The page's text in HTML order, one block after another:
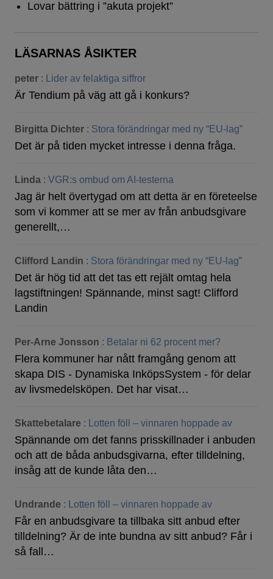
Lovar bättring i ”akuta projekt”
LÄSARNAS ÅSIKTER
peter : Lider av felaktiga siffror
Är Tendium på väg att gå i konkurs?
Birgitta Dichter : Stora förändringar med ny “EU-lag”
Det är på tiden mycket intresse i denna fråga.
Linda : VGR:s ombud om AI-testerna
Jag är helt övertygad om att detta är en företeelse
som vi kommer att se mer av från anbudsgivare
generellt,…
Clifford Landin : Stora förändringar med ny “EU-lag”
Det är hög tid att det tas ett rejält omtag hela
lagstiftningen! Spännande, minst sagt! Clifford
Landin
Per-Arne Jonsson : Betalar ni 62 procent mer?
Flera kommuner har nått framgång genom att
skapa DIS - Dynamiska InköpsSystem - för delar
av livsmedelsköpen. Det har visat…
Skattebetalare : Lotten föll – vinnaren hoppade av
Spännande om det fanns prisskillnader i anbuden
och att de båda anbudsgivarna, efter tilldelning,
insåg att de kunde låta den…
Undrande : Lotten föll – vinnaren hoppade av
Får en anbudsgivare ta tillbaka sitt anbud efter
tilldelning? Är de inte bundna av sitt anbud? Får i
så fall…